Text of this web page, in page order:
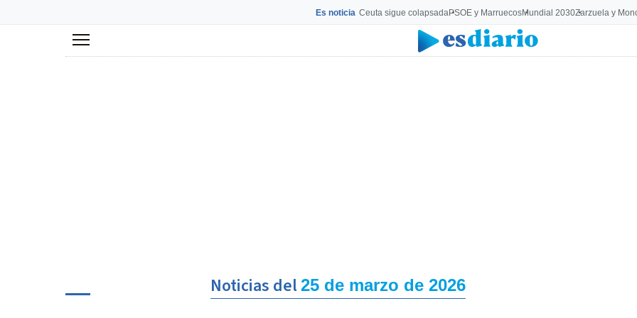
Es noticia Ceuta sigue colapsadaPSOE y MarruecosMundial 2030Zarzuela y
Menú
Noticias del25 de marzo de 2026